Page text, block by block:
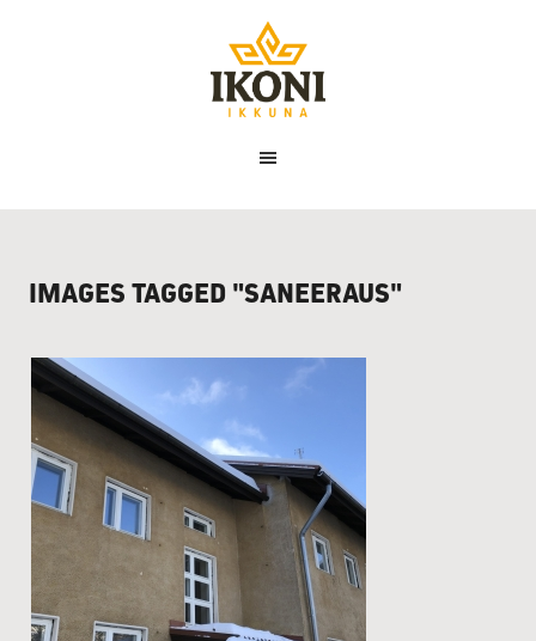
Ikoni
Ikkuna
IMAGES TAGGED "SANEERAUS"